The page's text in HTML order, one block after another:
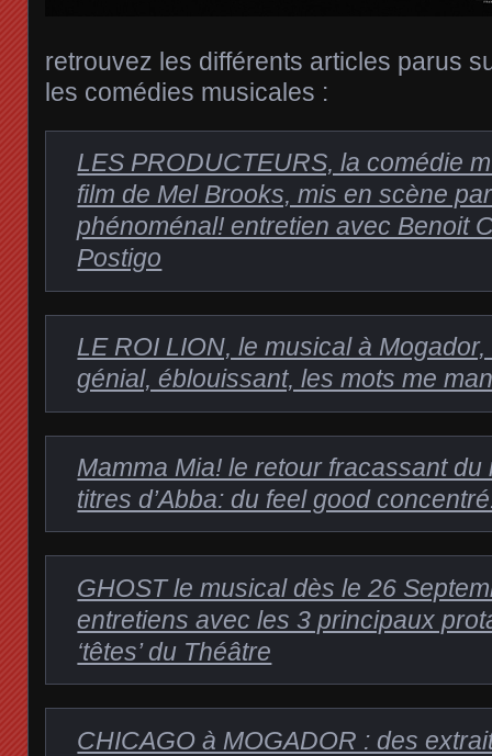
retrouvez les différents articles parus
les comédies musicales :
LES PRODUCTEURS, la comédie
film de Mel Brooks, mis en scène
phénoménal! entretien avec Benoit
Postigo
LE ROI LION, le musical à
génial, éblouissant, les mots me
Mamma Mia! le retour fracassant
titres d’Abba: du feel good
GHOST le musical dès le 26
entretiens avec les 3 principaux
‘têtes’ du Théâtre
CHICAGO à MOGADOR : des